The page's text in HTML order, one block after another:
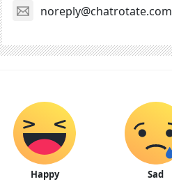
noreply@chatrotate.com
Happy Sad